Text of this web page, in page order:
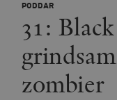
PODDAR
31:
zombier